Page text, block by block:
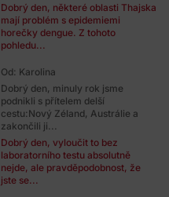
Dobrý den, některé oblasti Thajska
mají problém s epidemiemi
horečky dengue. Z tohoto
pohledu...
Od: Karolina
Dobrý den, minuly rok jsme
podnikli s přítelem delší
cestu:Nový Zéland, Austrálie a
zakončili ji...
Dobrý den, vyloučit to bez
laboratorního testu absolutně
nejde, ale pravděpodobnost, že
jste se...